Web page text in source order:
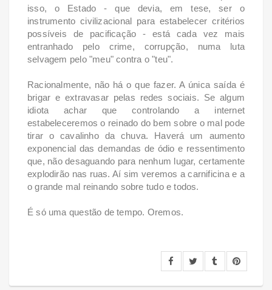
isso, o Estado - que devia, em tese, ser o
instrumento civilizacional para estabelecer critérios
possíveis de pacificação - está cada vez mais
entranhado pelo crime, corrupção, numa luta
selvagem pelo "meu" contra o "teu".
Racionalmente, não há o que fazer. A única saída é
brigar e extravasar pelas redes sociais. Se algum
idiota achar que controlando a internet
estabeleceremos o reinado do bem sobre o mal pode
tirar o cavalinho da chuva. Haverá um aumento
exponencial das demandas de ódio e ressentimento
que, não desaguando para nenhum lugar, certamente
explodirão nas ruas. Aí sim veremos a carnificina e a
o grande mal reinando sobre tudo e todos.
É só uma questão de tempo. Oremos.